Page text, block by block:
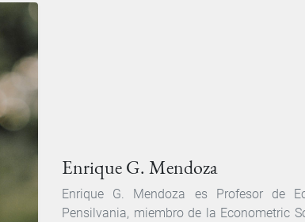
Enrique G. Mendoza
Enrique G. Mendoza es Profesor de
Pensilvania, miembro de la Econometric